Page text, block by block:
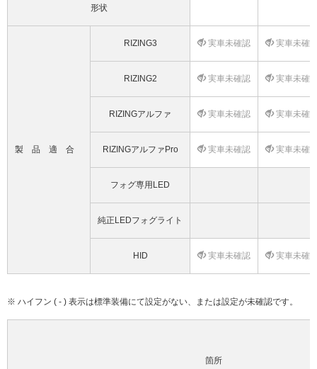
形状
製品適合
RIZING3 実車未確認 実車未確
RIZING2 実車未確認 実車未確
RIZINGアルファ 実車未確認 実車未確
RIZINGアルファPro 実車未確認 実車未確
フォグ専用LED
純正LEDフォグライト
HID 実車未確認 実車未確
※ ハイフン ( - ) 表示は標準装備にて設定がない、または設定が未確認です。
箇所